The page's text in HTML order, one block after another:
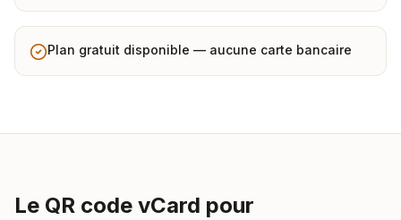
Plan gratuit disponible — aucune carte bancaire
Le QR code vCard pour